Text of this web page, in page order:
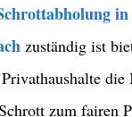
in
zuständig ist
zum fairen